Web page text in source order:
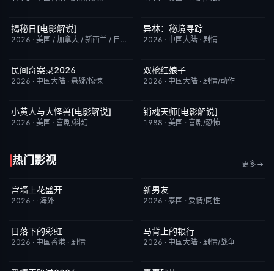
已完结
揭秘日[电影解说]
2026 · 美国 / 加拿大 / 新西兰 / 日本 剧情/科幻
今日更新
异林：秘境寻踪
2026 · 中国大陆 · 剧情
更新至下集
民间奇案录2026
2026 · 中国大陆 · 悬疑/惊悚
今日更新
双枪红娘子
2026 · 中国大陆 · 剧情/动作
已完结
小黄人与大怪兽[电影解说]
2026 · 美国 · 喜剧/科幻
已完结
销魂天师[电影解说]
1988 · 美国 · 喜剧/恐怖
热门影视 更多
更新至第4集
宫墙上花盛开
2026 · · 海外
更新至第01集
新男友
2026 · 泰国 · 爱情/同性
更新至第6集
日落下的彩虹
2026 · 中国香港 · 剧情
更新至第04集
马背上的银行
2026 · 中国大陆 · 剧情/战争